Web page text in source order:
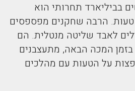
בביליארד תחרותי הוא
הרבה שחקנים מפספסים
לאבד שליטה מנטלית. הם
המכה הבאה, מתעצבנים
על הטעות עם מהלכים